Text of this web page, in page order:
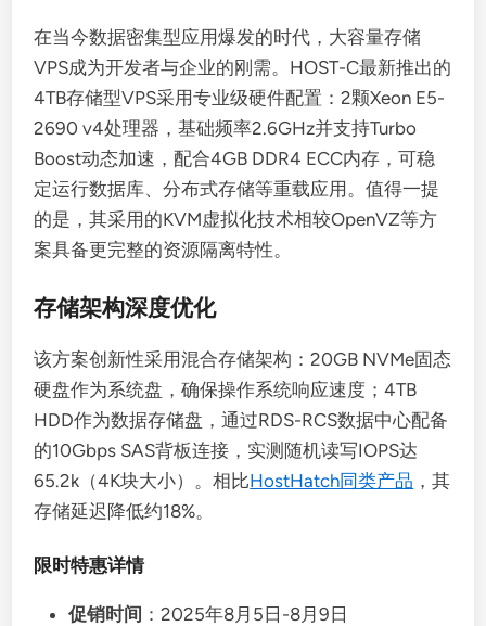
在当今数据密集型应用爆发的时代，大容量存储
VPS成为开发者与企业的刚需。HOST-C最新推出的
4TB存储型VPS采用专业级硬件配置：2颗Xeon E5-
2690 v4处理器，基础频率2.6GHz并支持Turbo
Boost动态加速，配合4GB DDR4 ECC内存，可稳
定运行数据库、分布式存储等重载应用。值得一提
的是，其采用的KVM虚拟化技术相较OpenVZ等方
案具备更完整的资源隔离特性。
存储架构深度优化
该方案创新性采用混合存储架构：20GB NVMe固态
硬盘作为系统盘，确保操作系统响应速度；4TB
HDD作为数据存储盘，通过RDS-RCS数据中心配备
的10Gbps SAS背板连接，实测随机读写IOPS达
65.2k（4K块大小）。相比HostHatch同类产品 ，其
存储延迟降低约18%。
限时特惠详情
促销时间 ：2025年8月5日-8月9日